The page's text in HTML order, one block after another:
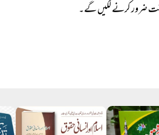
ضرور کرنے لگیں گے۔